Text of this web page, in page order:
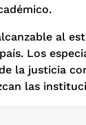
al
Los
la justicia
las